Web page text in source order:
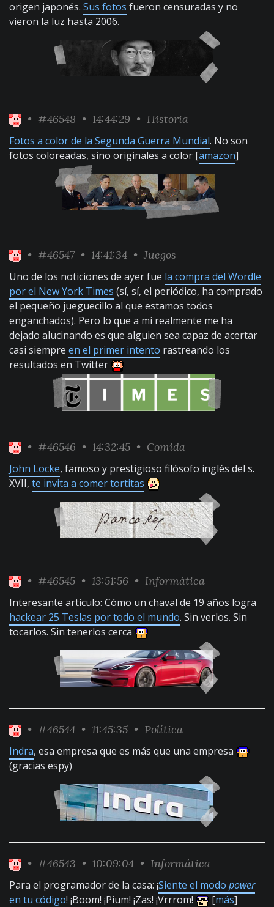
origen japonés. Sus fotos fueron censuradas y no
vieron la luz hasta 2006.
• #46548 • 14:44:29 • Historia
Fotos a color de la Segunda Guerra Mundial. No son
fotos coloreadas, sino originales a color [amazon]
• #46547 • 14:41:34 • Juegos
Uno de los noticiones de ayer fue la compra del Wordle
por el New York Times (sí, sí, el periódico, ha comprado
el pequeño jueguecillo al que estamos todos
enganchados). Pero lo que a mí realmente me ha
dejado alucinando es que alguien sea capaz de acertar
casi siempre en el primer intento rastreando los
resultados en Twitter
• #46546 • 14:32:45 • Comida
John Locke, famoso y prestigioso filósofo inglés del s.
XVII, te invita a comer tortitas
• #46545 • 13:51:56 • Informática
Interesante artículo: Cómo un chaval de 19 años logra
hackear 25 Teslas por todo el mundo. Sin verlos. Sin
tocarlos. Sin tenerlos cerca
• #46544 • 11:45:35 • Política
Indra, esa empresa que es más que una empresa
(gracias espy)
• #46543 • 10:09:04 • Informática
Para el programador de la casa: ¡Siente el modo power
en tu código! ¡Boom! ¡Pium! ¡Zas! ¡Vrrrom! [más]